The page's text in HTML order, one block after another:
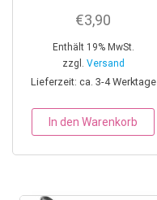
€3,90
Enthält 19% MwSt.
zzgl. Versand
Lieferzeit: ca. 3-4 Werktage
In den Warenkorb